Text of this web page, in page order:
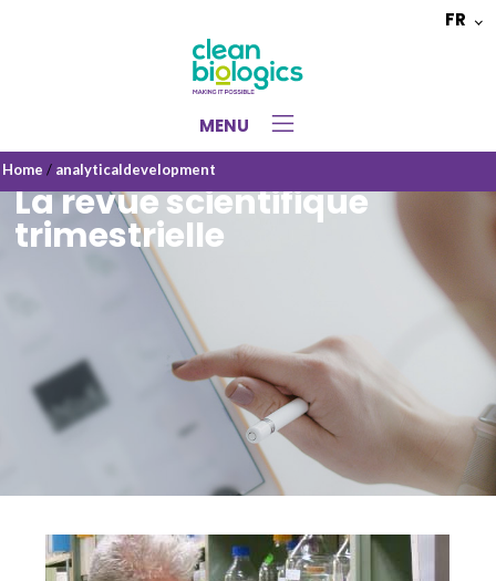
Choisir
FR
MENU
Home / analyticaldevelopment
La revue scientifique
trimestrielle